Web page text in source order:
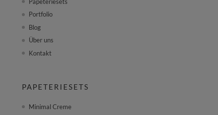
Portfolio
Blog
Über uns
Kontakt
PAPETERIESETS
Minimal Creme